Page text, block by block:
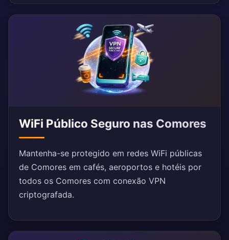
WiFi Público Seguro nas Comores
Mantenha-se protegido em redes WiFi públicas
de Comores em cafés, aeroportos e hotéis por
todos os Comores com conexão VPN
criptografada.